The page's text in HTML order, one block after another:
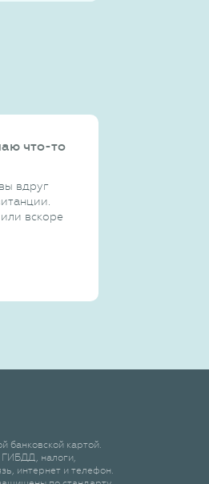
что-то
вдруг
вскоре
банковской картой.
налоги,
интернет и телефон.